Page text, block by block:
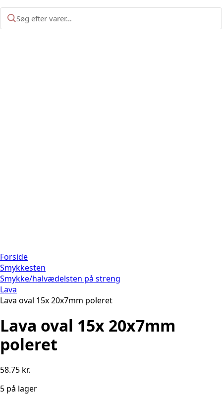
Forside
Smykkesten
Smykke/halvædelsten på streng
Lava
Lava oval 15x 20x7mm poleret
Lava oval 15x 20x7mm
poleret
58.75 kr.
5 på lager